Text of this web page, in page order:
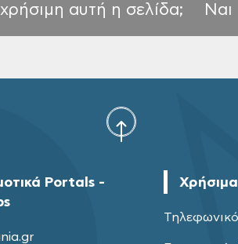
αυτή η σελίδα; Ναι
Portals -
Χρήσιμα